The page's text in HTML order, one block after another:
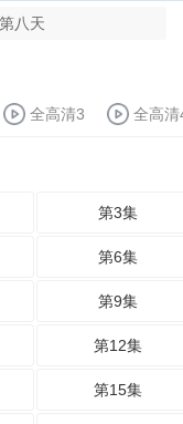
八天
全高清3 全高清
第3集
第6集
第9集
第12集
第15集